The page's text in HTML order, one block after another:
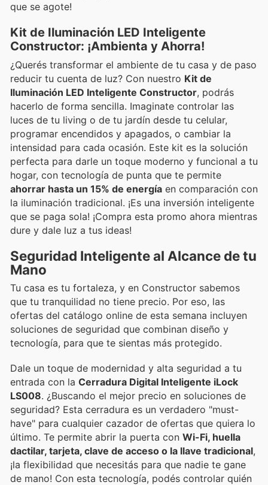
que se agote!
Kit de Iluminación LED Inteligente
Constructor: ¡Ambienta y Ahorra!
¿Querés transformar el ambiente de tu casa y de paso
reducir tu cuenta de luz? Con nuestro Kit de
Iluminación LED Inteligente Constructor, podrás
hacerlo de forma sencilla. Imaginate controlar las
luces de tu living o de tu jardín desde tu celular,
programar encendidos y apagados, o cambiar la
intensidad para cada ocasión. Este kit es la solución
perfecta para darle un toque moderno y funcional a tu
hogar, con tecnología de punta que te permite
ahorrar hasta un 15% de energía en comparación con
la iluminación tradicional. ¡Es una inversión inteligente
que se paga sola! ¡Compra esta promo ahora mientras
dure y dale luz a tus ideas!
Seguridad Inteligente al Alcance de tu
Mano
Tu casa es tu fortaleza, y en Constructor sabemos
que tu tranquilidad no tiene precio. Por eso, las
ofertas del catálogo online de esta semana incluyen
soluciones de seguridad que combinan diseño y
tecnología, para que te sientas más protegido.
Dale un toque de modernidad y alta seguridad a tu
entrada con la Cerradura Digital Inteligente iLock
LS008. ¿Buscando el mejor precio en soluciones de
seguridad? Esta cerradura es un verdadero "must-
have" para cualquier cazador de ofertas que quiera lo
último. Te permite abrir la puerta con Wi-Fi, huella
dactilar, tarjeta, clave de acceso o la llave tradicional,
¡la flexibilidad que necesitás para que nadie te gane
de mano! Con esta tecnología, podés controlar quién